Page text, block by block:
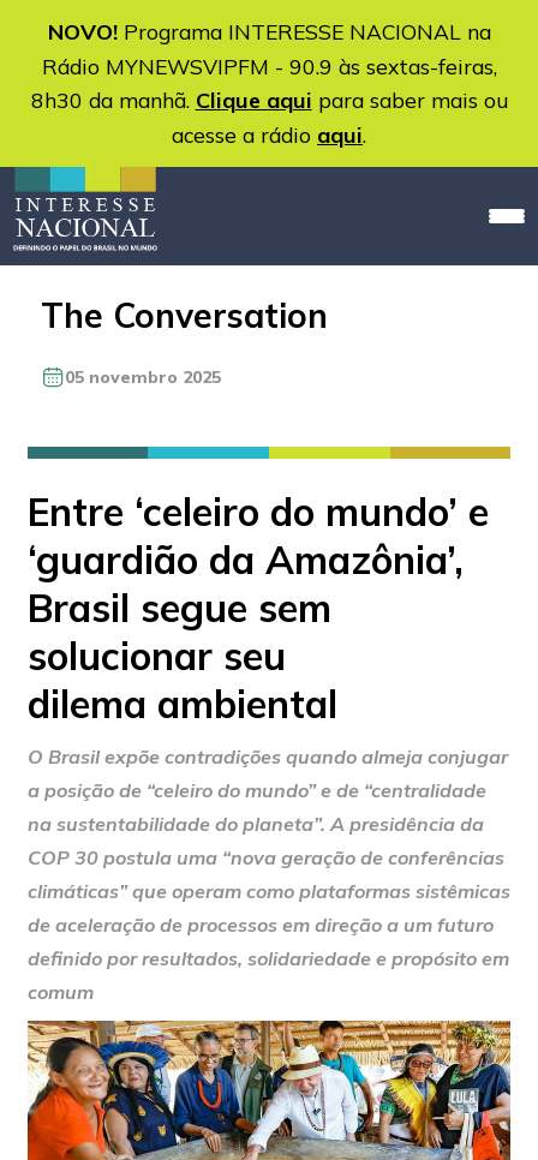
NOVO!Programa INTERESSE NACIONAL na
Rádio MYNEWSVIPFM - 90.9 às sextas-feiras,
8h30 da manhã. Clique aqui para saber mais ou
acesse a rádio aqui.
The Conversation
05 novembro 2025
Entre ‘celeiro do mundo’ e
‘guardião da Amazônia’,
Brasil segue sem
solucionar seu
dilema ambiental
O Brasil expõe contradições quando almeja conjugar
a posição de “celeiro do mundo” e de “centralidade
na sustentabilidade do planeta”. A presidência da
COP 30 postula uma “nova geração de conferências
climáticas” que operam como plataformas sistêmicas
de aceleração de processos em direção a um futuro
definido por resultados, solidariedade e propósito em
comum